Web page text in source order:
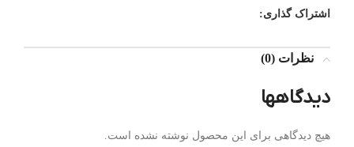
اشتراک گذاری:
نظرات (0)
دیدگاهها
هیچ دیدگاهی برای این محصول نوشته نشده است.